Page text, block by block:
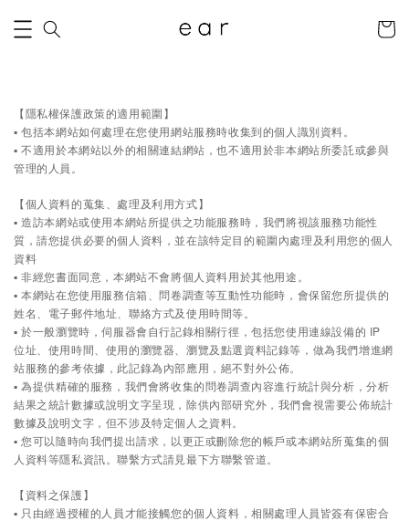
【隱私權保護政策的適用範圍】
▪ 包括本網站如何處理在您使用網站服務時收集到的個人識別資料。
▪ 不適用於本網站以外的相關連結網站，也不適用於非本網站所委託或參與
管理的人員。
【個人資料的蒐集、處理及利用方式】
▪ 造訪本網站或使用本網站所提供之功能服務時，我們將視該服務功能性
質，請您提供必要的個人資料，並在該特定目的範圍內處理及利用您的個人
資料
▪ 非經您書面同意，本網站不會將個人資料用於其他用途。
▪ 本網站在您使用服務信箱、問卷調查等互動性功能時，會保留您所提供的
姓名、電子郵件地址、聯絡方式及使用時間等。
▪ 於一般瀏覽時，伺服器會自行記錄相關行徑，包括您使用連線設備的 IP
位址、使用時間、使用的瀏覽器、瀏覽及點選資料記錄等，做為我們增進網
站服務的參考依據，此記錄為內部應用，絕不對外公佈。
▪ 為提供精確的服務，我們會將收集的問卷調查內容進行統計與分析，分析
結果之統計數據或說明文字呈現，除供內部研究外，我們會視需要公佈統計
數據及說明文字，但不涉及特定個人之資料。
▪ 您可以隨時向我們提出請求，以更正或刪除您的帳戶或本網站所蒐集的個
人資料等隱私資訊。聯繫方式請見最下方聯繫管道。
【資料之保護】
▪ 只由經過授權的人員才能接觸您的個人資料，相關處理人員皆簽有保密合